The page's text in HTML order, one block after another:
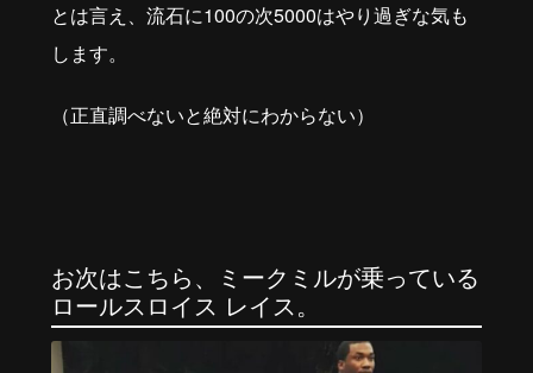
とは言え、流石に100の次5000はやり過ぎな気も
します。
（正直調べないと絶対にわからない）
お次はこちら、ミークミルが乗っている
ロールスロイス レイス。